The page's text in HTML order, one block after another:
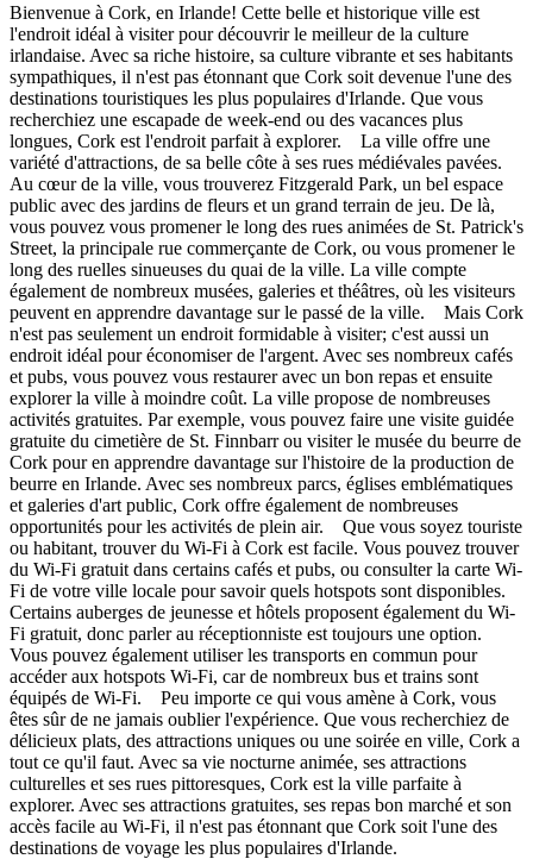
Bienvenue à Cork, en Irlande! Cette belle et historique ville est
l'endroit idéal à visiter pour découvrir le meilleur de la culture
irlandaise. Avec sa riche histoire, sa culture vibrante et ses habitants
sympathiques, il n'est pas étonnant que Cork soit devenue l'une des
destinations touristiques les plus populaires d'Irlande. Que vous
recherchiez une escapade de week-end ou des vacances plus
longues, Cork est l'endroit parfait à explorer. La ville offre une
variété d'attractions, de sa belle côte à ses rues médiévales pavées.
Au cœur de la ville, vous trouverez Fitzgerald Park, un bel espace
public avec des jardins de fleurs et un grand terrain de jeu. De là,
vous pouvez vous promener le long des rues animées de St. Patrick's
Street, la principale rue commerçante de Cork, ou vous promener le
long des ruelles sinueuses du quai de la ville. La ville compte
également de nombreux musées, galeries et théâtres, où les visiteurs
peuvent en apprendre davantage sur le passé de la ville. Mais Cork
n'est pas seulement un endroit formidable à visiter; c'est aussi un
endroit idéal pour économiser de l'argent. Avec ses nombreux cafés
et pubs, vous pouvez vous restaurer avec un bon repas et ensuite
explorer la ville à moindre coût. La ville propose de nombreuses
activités gratuites. Par exemple, vous pouvez faire une visite guidée
gratuite du cimetière de St. Finnbarr ou visiter le musée du beurre de
Cork pour en apprendre davantage sur l'histoire de la production de
beurre en Irlande. Avec ses nombreux parcs, églises emblématiques
et galeries d'art public, Cork offre également de nombreuses
opportunités pour les activités de plein air. Que vous soyez touriste
ou habitant, trouver du Wi-Fi à Cork est facile. Vous pouvez trouver
du Wi-Fi gratuit dans certains cafés et pubs, ou consulter la carte Wi-
Fi de votre ville locale pour savoir quels hotspots sont disponibles.
Certains auberges de jeunesse et hôtels proposent également du Wi-
Fi gratuit, donc parler au réceptionniste est toujours une option.
Vous pouvez également utiliser les transports en commun pour
accéder aux hotspots Wi-Fi, car de nombreux bus et trains sont
équipés de Wi-Fi. Peu importe ce qui vous amène à Cork, vous
êtes sûr de ne jamais oublier l'expérience. Que vous recherchiez de
délicieux plats, des attractions uniques ou une soirée en ville, Cork a
tout ce qu'il faut. Avec sa vie nocturne animée, ses attractions
culturelles et ses rues pittoresques, Cork est la ville parfaite à
explorer. Avec ses attractions gratuites, ses repas bon marché et son
accès facile au Wi-Fi, il n'est pas étonnant que Cork soit l'une des
destinations de voyage les plus populaires d'Irlande.